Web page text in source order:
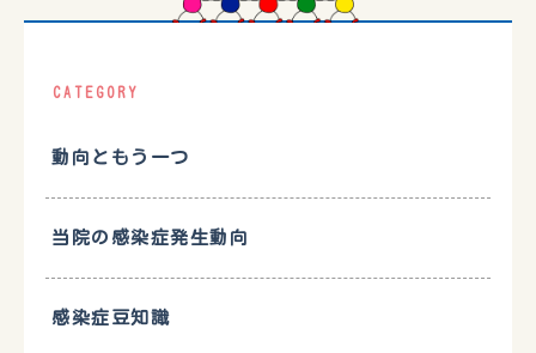
CATEGORY
動向ともう一つ
当院の感染症発生動向
感染症豆知識